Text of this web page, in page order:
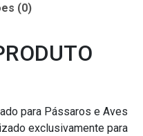
(0)
para Pássaros e Aves
exclusivamente para